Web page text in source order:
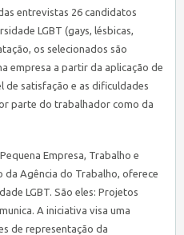
entrevistas 26 candidatos
LGBT (gays, lésbicas,
os selecionados são
empresa a partir da aplicação de
de satisfação e as dificuldades
parte do trabalhador como da
Empresa, Trabalho e
da Agência do Trabalho, oferece
LGBT. São eles: Projetos
A iniciativa visa uma
de representação da